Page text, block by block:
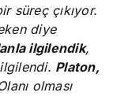
süreç çıkıyor.
diye
ilgilendik,
Platon,
olması